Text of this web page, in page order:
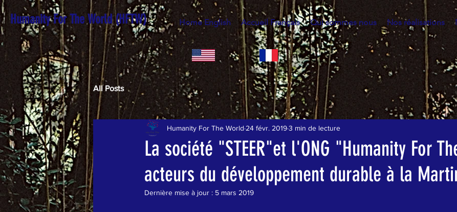
Humanity For The World (HFTW) Home English Accueil Français Qui sommes nous Nos réalisations
All Posts
La société "STEER"et l'ONG "Humanity For
acteurs du développement durable à la
Humanity For The World 24 févr. 20193 min de lecture
Dernière mise à jour : 5 mars 2019